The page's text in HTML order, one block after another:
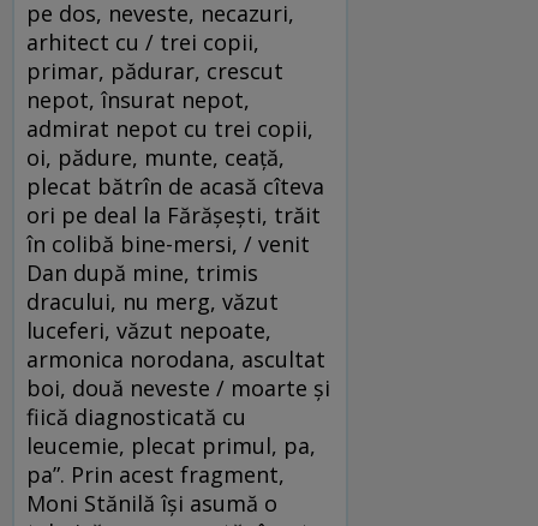
pe dos, neveste, necazuri,
arhitect cu / trei copii,
primar, pădurar, crescut
nepot, însurat nepot,
admirat nepot cu trei copii,
oi, pădure, munte, ceaţă,
plecat bătrîn de acasă cîteva
ori pe deal la Fărăşeşti, trăit
în colibă bine-mersi, / venit
Dan după mine, trimis
dracului, nu merg, văzut
luceferi, văzut nepoate,
armonica norodana, ascultat
boi, două neveste / moarte şi
fiică diagnosticată cu
leucemie, plecat primul, pa,
pa”. Prin acest fragment,
Moni Stănilă îşi asumă o